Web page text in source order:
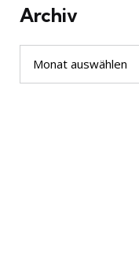
Archiv